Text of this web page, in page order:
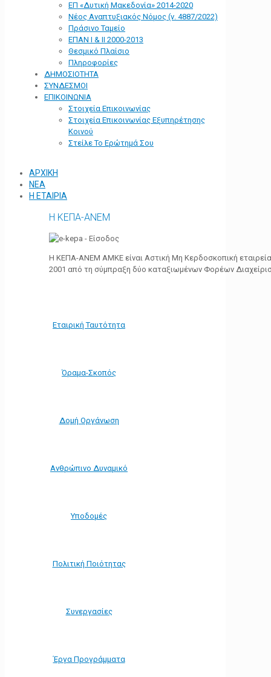
ΕΠ «Δυτική Μακεδονία» 2014-2020
Νέος Αναπτυξιακός Νόμος (ν. 4887/2022)
Πράσινο Ταμείο
ΕΠΑΝ Ι & ΙΙ 2000-2013
Θεσμικό Πλαίσιο
Πληροφορίες
ΔΗΜΟΣΙΟΤΗΤΑ
ΣΥΝΔΕΣΜΟΙ
ΕΠΙΚΟΙΝΩΝΙΑ
Στοιχεία Επικοινωνίας
Στοιχεία Επικοινωνίας Εξυπηρέτησης
Κοινού
Στείλε Το Ερώτημά Σου
ΑΡΧΙΚΗ
ΝΕΑ
Η ΕΤΑΙΡΙΑ
Η ΚΕΠΑ-ΑΝΕΜ
Η ΚΕΠΑ-ΑΝΕΜ ΑΜΚΕ είναι Αστική Μη Κερδοσκοπική
2001 από τη σύμπραξη δύο καταξιωμένων Φορέων
Εταιρική Ταυτότητα
Όραμα-Σκοπός
Δομή Οργάνωση
Ανθρώπινο Δυναμικό
Υποδομές
Πολιτική Ποιότητας
Συνεργασίες
Έργα Προγράμματα